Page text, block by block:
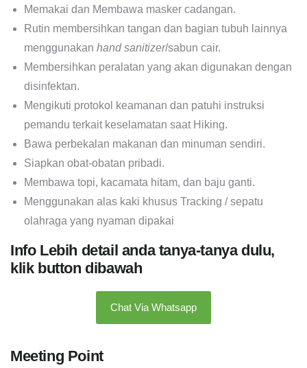
Memakai dan Membawa masker cadangan.
Rutin membersihkan tangan dan bagian tubuh lainnya
menggunakan hand sanitizer/sabun cair.
Membersihkan peralatan yang akan digunakan dengan
disinfektan.
Mengikuti protokol keamanan dan patuhi instruksi
pemandu terkait keselamatan saat Hiking.
Bawa perbekalan makanan dan minuman sendiri.
Siapkan obat-obatan pribadi.
Membawa topi, kacamata hitam, dan baju ganti.
Menggunakan alas kaki khusus Tracking / sepatu
olahraga yang nyaman dipakai
Info Lebih detail anda tanya-tanya dulu,
klik button dibawah
Chat Via Whatsapp
Meeting Point